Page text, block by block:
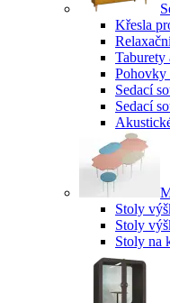
Křesla
Pohovky
Sedací
Sedací
Stoly
Stoly
Stoly na